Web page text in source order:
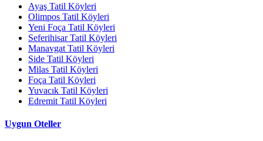
Ayaş Tatil Köyleri
Olimpos Tatil Köyleri
Yeni Foça Tatil Köyleri
Seferihisar Tatil Köyleri
Manavgat Tatil Köyleri
Side Tatil Köyleri
Milas Tatil Köyleri
Foça Tatil Köyleri
Yuvacık Tatil Köyleri
Edremit Tatil Köyleri
Uygun Oteller